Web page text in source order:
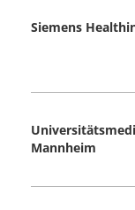
Siemens
Mannheim